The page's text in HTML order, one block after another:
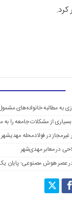
کرد.
به مطالبه خانواده‌های
بسیاری از مشکلات جامعه را
در معابر مهدی‌شهر
عصر هوش مصنوعی؛ پایان یک